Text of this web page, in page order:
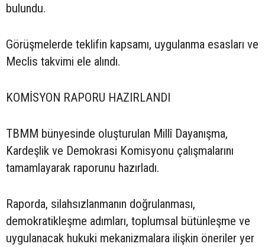
bulundu.
Görüşmelerde teklifin kapsamı, uygulanma esasları ve
Meclis takvimi ele alındı.
KOMİSYON RAPORU HAZIRLANDI
TBMM bünyesinde oluşturulan Millî Dayanışma,
Kardeşlik ve Demokrasi Komisyonu çalışmalarını
tamamlayarak raporunu hazırladı.
Raporda, silahsızlanmanın doğrulanması,
demokratikleşme adımları, toplumsal bütünleşme ve
uygulanacak hukuki mekanizmalara ilişkin öneriler yer